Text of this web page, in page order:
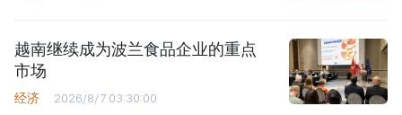
越南继续成为波兰食品企业的重点
市场
经济 2026/8/7 03:30:00